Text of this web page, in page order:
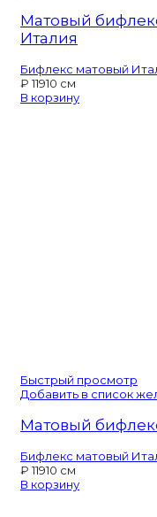
Матовый
Италия
Бифлекс матовый
₽ 11910 см
В корзину
Быстрый просмотр
Добавить в список
Матовый
Бифлекс матовый
₽ 11910 см
В корзину